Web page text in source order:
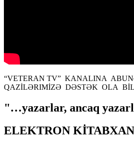
“VETERAN TV” KANALINA
QAZİLƏRIMİZƏ DƏSTƏK OLA
"…yazarlar, ancaq
ELEKTRON